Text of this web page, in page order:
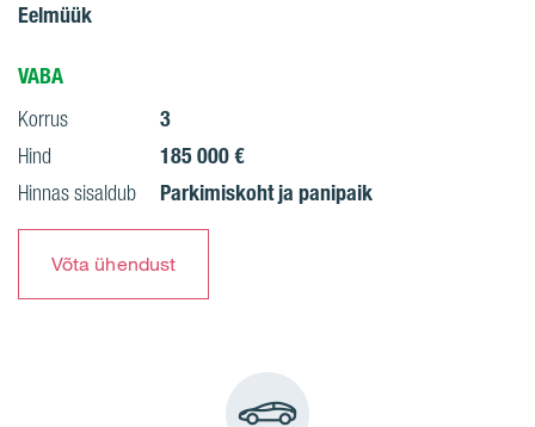
Eelmüük
VABA
Korrus 3
Hind 185 000 €
Hinnas sisaldub Parkimiskoht ja panipaik
Võta ühendust